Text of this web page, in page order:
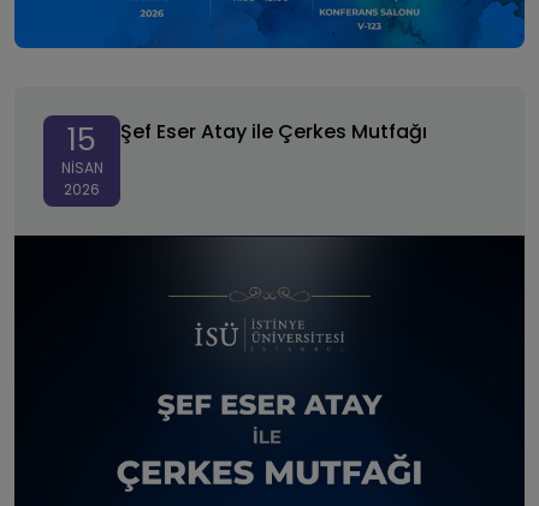
15
NISAN
2026
Şef Eser Atay ile Çerkes Mutfağı